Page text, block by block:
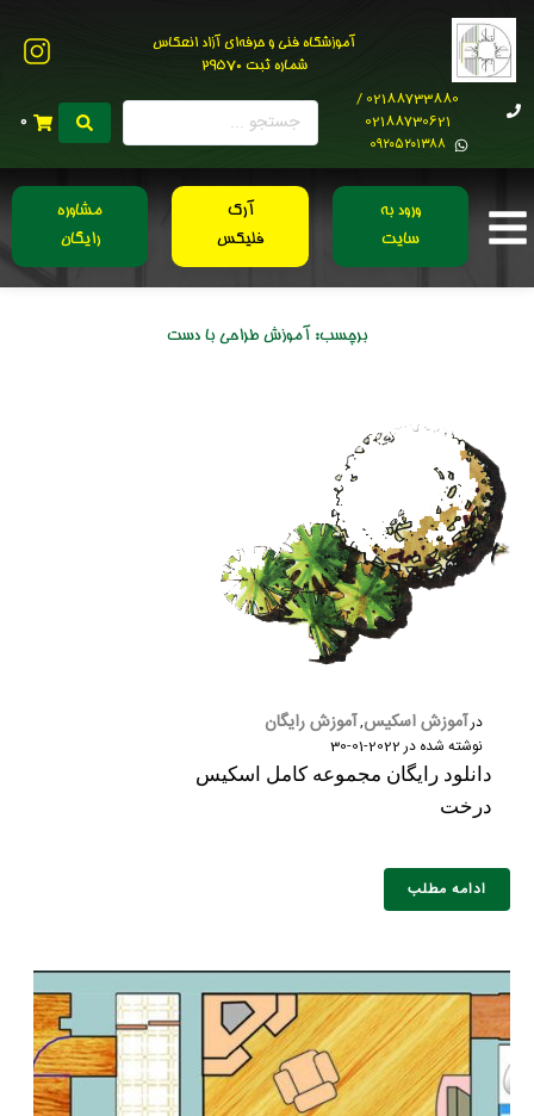
آموزشگاه فنی و حرفه‌ای آزاد انعکاس
شماره ثبت 29570
02188733880 /
02188730621
0۹۲۰۵۲۰۱۳۸۸
0
ورود به
سایت
آرک
فلیکس
مشاوره
رایگان
برچسب: آموزش طراحی با دست
درآموزش اسکیس,آموزش رایگان
نوشته شده در2022-01-30
دانلود رایگان مجموعه کامل اسکیس
درخت
ادامه مطلب